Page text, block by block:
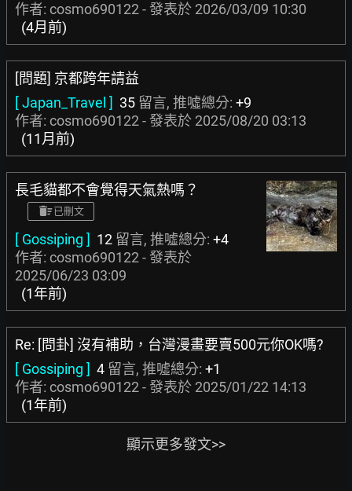
作者: cosmo690122 - 發表於 2026/03/09 10:30
(4月前)
[問題] 京都跨年請益
[ Japan_Travel ] 35 留言, 推噓總分: +9
作者: cosmo690122 - 發表於 2025/08/20 03:13
(11月前)
長毛貓都不會覺得天氣熱嗎？
已刪文
[ Gossiping ] 12 留言, 推噓總分: +4
作者: cosmo690122 - 發表於
2025/06/23 03:09
(1年前)
Re: [問卦] 沒有補助，台灣漫畫要賣500元你OK嗎?
[ Gossiping ] 4 留言, 推噓總分: +1
作者: cosmo690122 - 發表於 2025/01/22 14:13
(1年前)
顯示更多發文>>